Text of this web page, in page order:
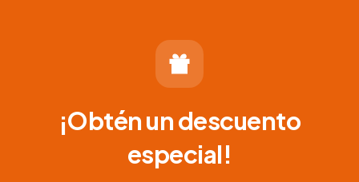
¡Obtén un descuento
especial!